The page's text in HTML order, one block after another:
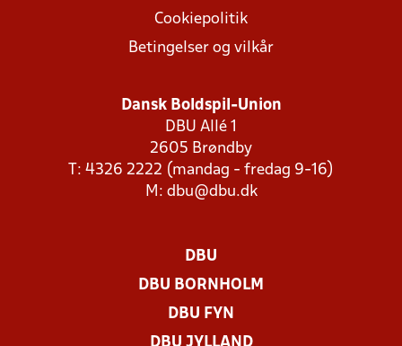
Cookiepolitik
Betingelser og vilkår
Dansk Boldspil-Union
DBU Allé 1
2605 Brøndby
T: 4326 2222 (mandag - fredag 9-16)
M: dbu@dbu.dk
DBU
DBU BORNHOLM
DBU FYN